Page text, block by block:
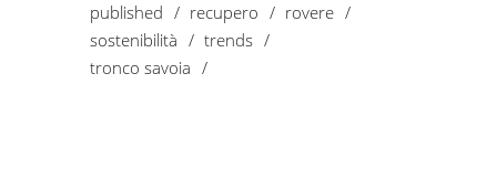
published
recupero
rovere
sostenibilità
trends
tronco savoia